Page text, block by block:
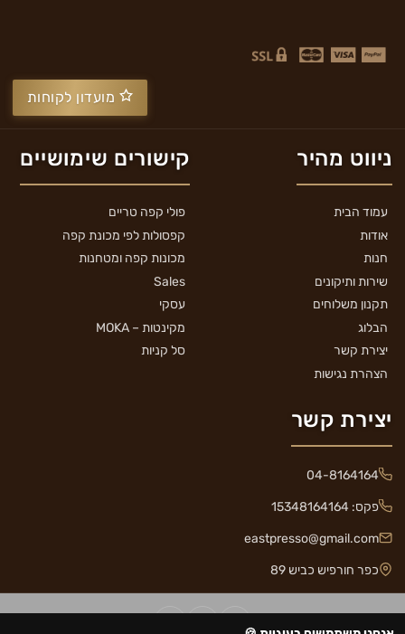
ניווט מהיר
עמוד הבית
אודות
חנות
שירות ותיקונים
תקנון משלוחים
הבלוג
יצירת קשר
הצהרת נגישות
קישורים שימושיים
פולי קפה טריים
קפסולות לפי מכונת קפה
מכונות קפה ומטחנות
Sales
עסקי
מקינטות – MOKA
סל קניות
יצירת קשר
04-8164164
פקס: 15348164164
eastpresso@gmail.com
כפר חורפיש כביש 89